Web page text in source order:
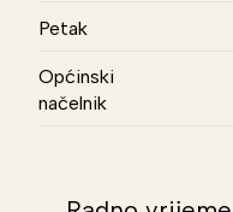
Petak
Općinski
načelnik